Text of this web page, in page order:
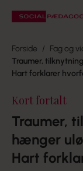
Forside
Fag og
Traumer,
Hart forklarer
Kort fortalt
Traumer,
hænger
Hart